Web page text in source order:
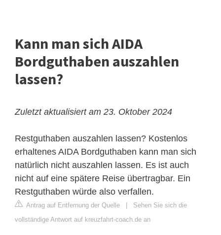
Kann man sich AIDA
Bordguthaben auszahlen
lassen?
Zuletzt aktualisiert am 23. Oktober 2024
Restguthaben auszahlen lassen? Kostenlos
erhaltenes AIDA Bordguthaben kann man sich
natürlich nicht auszahlen lassen. Es ist auch
nicht auf eine spätere Reise übertragbar. Ein
Restguthaben würde also verfallen.
Antrag auf Entfernung der Quelle
Sehen Sie sich die
vollständige Antwort auf kreuzfahrt-coach.de an